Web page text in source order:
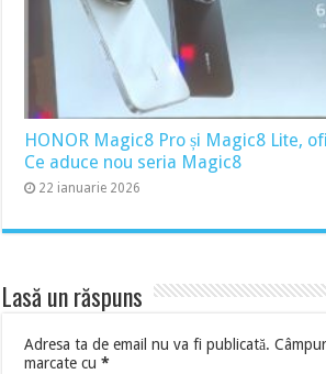
HONOR Magic8 Pro și Magic8 Lite,
Ce aduce nou seria Magic8
22 ianuarie 2026
Lasă un răspuns
Adresa ta de email nu va fi publicată.
marcate cu*